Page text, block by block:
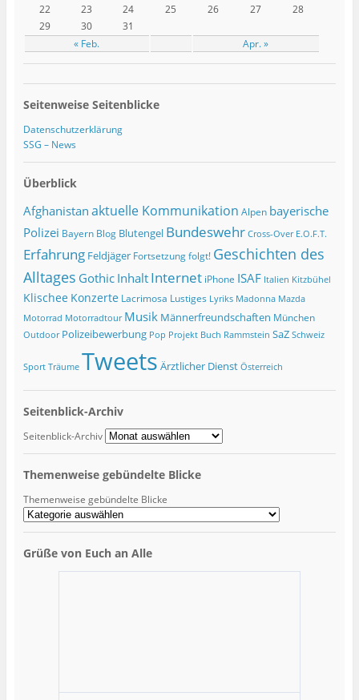
« Feb. Apr. »
22
23 24 25 26 27
28
29
30 31
Seitenweise Seitenblicke
Datenschutzerklärung
SSG – News
Überblick
Afghanistanaktuelle Kommunikation Alpen bayerische
Polizei Bayern Blog Blutengel Bundeswehr Cross-Over E.O.F.T.
Erfahrung Feldjäger Fortsetzung folgt! Geschichten des
Alltages Gothic Inhalt Internet iPhone ISAF Italien Kitzbühel
Klischee Konzerte Lacrimosa Lustiges Lyriks Madonna Mazda
Motorrad Motorradtour Musik Männerfreundschaften München
Outdoor Polizeibewerbung Pop Projekt Buch Rammstein SaZ Schweiz
Sport Träume Tweets Ärztlicher Dienst Österreich
Seitenblick-Archiv
Seitenblick-Archiv
Themenweise gebündelte Blicke
Themenweise gebündelte Blicke
Grüße von Euch an Alle